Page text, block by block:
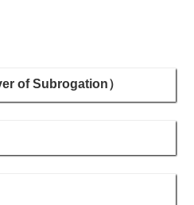
of Subrogation）